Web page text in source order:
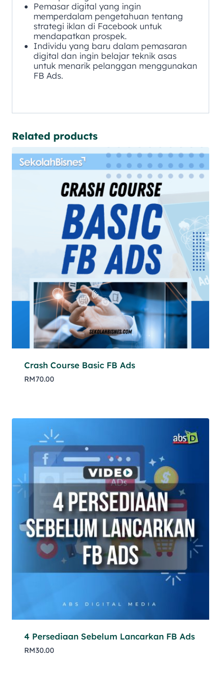
Pemasar digital yang ingin
memperdalam pengetahuan tentang
strategi iklan di Facebook untuk
mendapatkan prospek.
Individu yang baru dalam pemasaran
digital dan ingin belajar teknik asas
untuk menarik pelanggan menggunakan
FB Ads.
Related products
Crash Course Basic FB Ads
RM70.00
4 Persediaan Sebelum Lancarkan FB Ads
RM30.00